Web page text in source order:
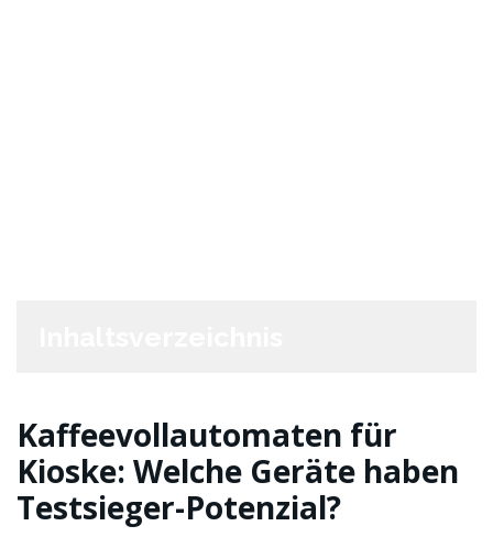
Kaffeevollautomaten für
Kioske: Welche Geräte haben
Testsieger-Potenzial?